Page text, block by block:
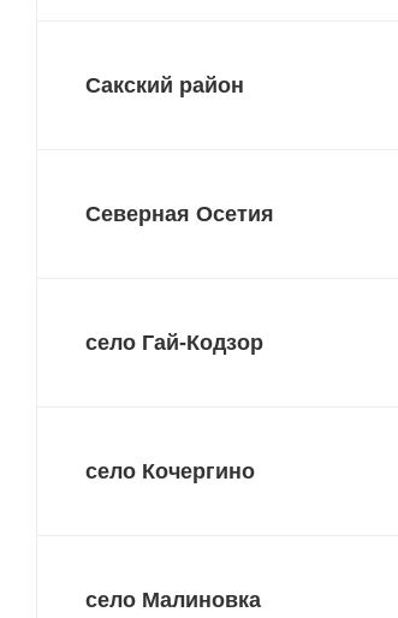
Сакский район
Северная Осетия
село Гай-Кодзор
село Кочергино
село Малиновка